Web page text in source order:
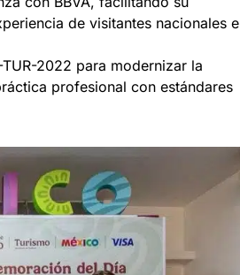
de visitantes nacionales e
2022 para modernizar la
profesional con estándares